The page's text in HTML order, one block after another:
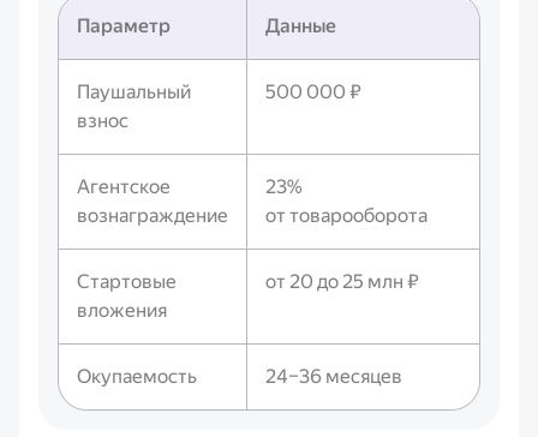
Параметр Данные
Паушальный
взнос
500 000 ₽
Агентское
вознаграждение
23%
от товарооборота
Стартовые
вложения
от 20 до 25 млн ₽
Окупаемость 24–36 месяцев